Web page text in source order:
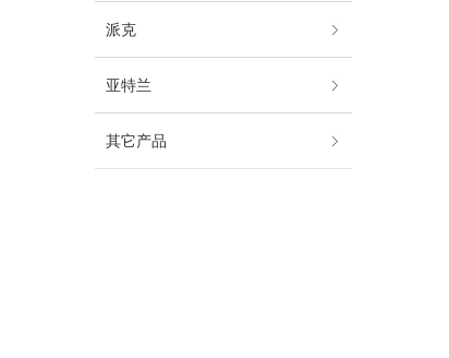
派克
亚特兰
其它产品